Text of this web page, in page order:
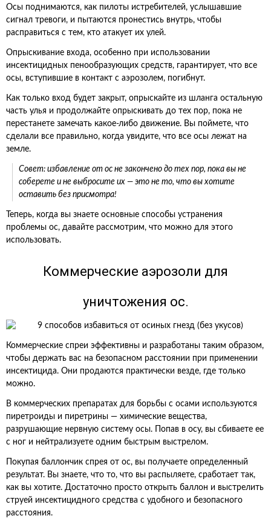
Осы поднимаются, как пилоты истребителей, услышавшие
сигнал тревоги, и пытаются пронестись внутрь, чтобы
расправиться с тем, кто атакует их улей.
Опрыскивание входа, особенно при использовании
инсектицидных пенообразующих средств, гарантирует, что все
осы, вступившие в контакт с аэрозолем, погибнут.
Как только вход будет закрыт, опрыскайте из шланга остальную
часть улья и продолжайте опрыскивать до тех пор, пока не
перестанете замечать какое-либо движение. Вы поймете, что
сделали все правильно, когда увидите, что все осы лежат на
земле.
Совет: избавление от ос не закончено до тех пор, пока вы не
соберете и не выбросите их — это не то, что вы хотите
оставить без присмотра!
Теперь, когда вы знаете основные способы устранения
проблемы ос, давайте рассмотрим, что можно для этого
использовать.
Коммерческие аэрозоли для
уничтожения ос.
Коммерческие спреи эффективны и разработаны таким образом,
чтобы держать вас на безопасном расстоянии при применении
инсектицида. Они продаются практически везде, где только
можно.
В коммерческих препаратах для борьбы с осами используются
пиретроиды и пиретрины — химические вещества,
разрушающие нервную систему осы. Попав в осу, вы сбиваете ее
с ног и нейтрализуете одним быстрым выстрелом.
Покупая баллончик спрея от ос, вы получаете определенный
результат. Вы знаете, что то, что вы распыляете, сработает так,
как вы хотите. Достаточно просто открыть баллон и выстрелить
струей инсектицидного средства с удобного и безопасного
расстояния.